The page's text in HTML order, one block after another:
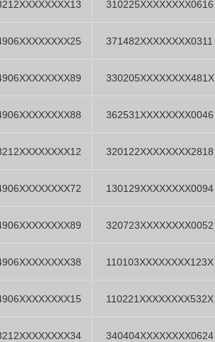
310225XXXXXXXX0616
371482XXXXXXXX0311
330205XXXXXXXX481X
362531XXXXXXXX0046
320122XXXXXXXX2818
130129XXXXXXXX0094
320723XXXXXXXX0052
110103XXXXXXXX123X
110221XXXXXXXX532X
340404XXXXXXXX0624